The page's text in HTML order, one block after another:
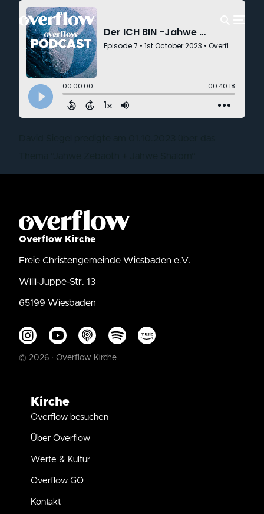
Overflow Kirche
Freie Christengemeinde Wiesbaden e.V.
Willi-Juppe-Str. 13
65199 Wiesbaden
© 2026 · Overflow Kirche
Kirche
Overflow besuchen
Über Overflow
Werte & Kultur
Overflow GO
Kontakt